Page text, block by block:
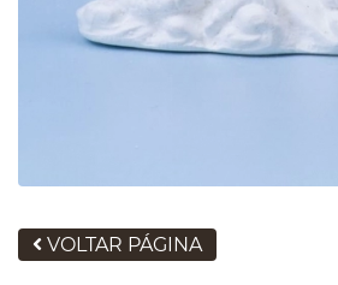
VOLTAR PÁGINA